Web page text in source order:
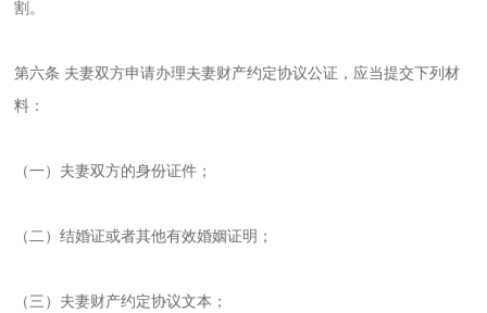
割。
第六条 夫妻双方申请办理夫妻财产约定协议公证，应当提交下列材
料：
（一）夫妻双方的身份证件；
（二）结婚证或者其他有效婚姻证明；
（三）夫妻财产约定协议文本；